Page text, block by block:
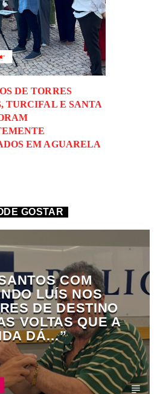
DE TORRES
TURCIFAL E SANTA
EM AGUARELA
GOSTAR
COM
LUÍS NOS
DE DESTINO
VOLTAS QUE A
DÁ…”